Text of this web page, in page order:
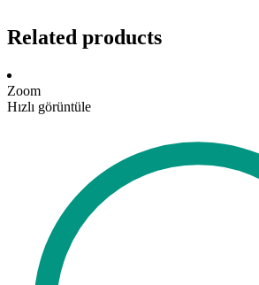
Related products
Zoom
Hızlı görüntüle